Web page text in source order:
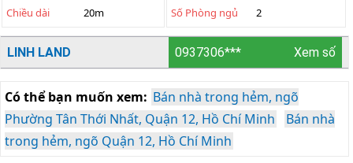
Chiều dài 20m Số Phòng ngủ 2
LINH LAND 0937306*** Xem số
Có thể bạn muốn xem: Bán nhà trong hẻm, ngõ
Phường Tân Thới Nhất, Quận 12, Hồ Chí Minh
Bán nhà
trong hẻm, ngõ Quận 12, Hồ Chí Minh